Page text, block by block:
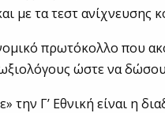
με τα τεστ ανίχνευσης
πρωτόκολλο που
ώστε να
την Γ’ Εθνική είναι η